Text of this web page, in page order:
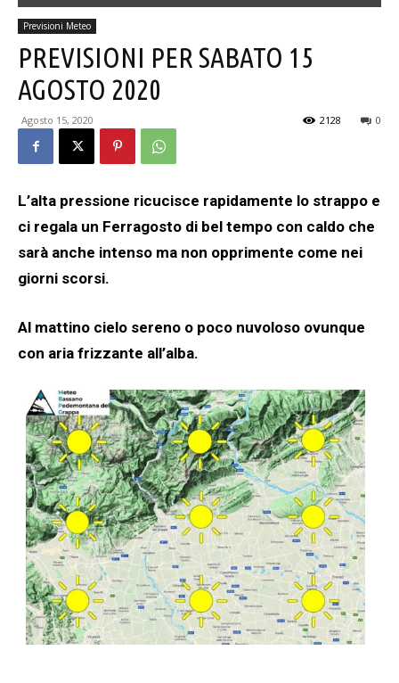
Previsioni Meteo
PREVISIONI PER SABATO 15
AGOSTO 2020
Agosto 15, 2020 0
2128
L’alta pressione ricucisce rapidamente lo strappo e
ci regala un Ferragosto di bel tempo con caldo che
sarà anche intenso ma non opprimente come nei
giorni scorsi.
Al mattino cielo sereno o poco nuvoloso ovunque
con aria frizzante all’alba.